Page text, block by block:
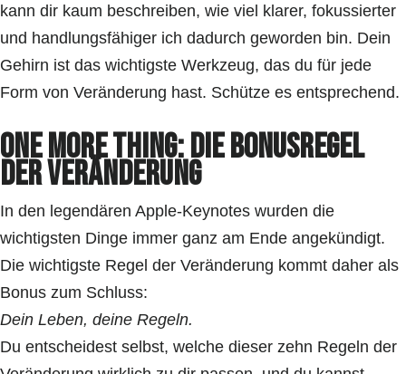
kann dir kaum beschreiben, wie viel klarer, fokussierter
und handlungsfähiger ich dadurch geworden bin. Dein
Gehirn ist das wichtigste Werkzeug, das du für jede
Form von Veränderung hast. Schütze es entsprechend.
One More Thing: Die Bonusregel
der Veränderung
In den legendären Apple-Keynotes wurden die
wichtigsten Dinge immer ganz am Ende angekündigt.
Die wichtigste Regel der Veränderung kommt daher als
Bonus zum Schluss:
Dein Leben, deine Regeln.
Du entscheidest selbst, welche dieser zehn Regeln der